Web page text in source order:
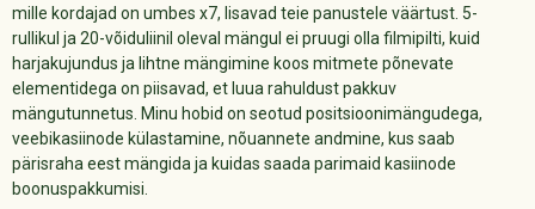
mille kordajad on umbes x7, lisavad teie panustele väärtust. 5-
rullikul ja 20-võiduliinil oleval mängul ei pruugi olla filmipilti, kuid
harjakujundus ja lihtne mängimine koos mitmete põnevate
elementidega on piisavad, et luua rahuldust pakkuv
mängutunnetus. Minu hobid on seotud positsioonimängudega,
veebikasiinode külastamine, nõuannete andmine, kus saab
pärisraha eest mängida ja kuidas saada parimaid kasiinode
boonuspakkumisi.